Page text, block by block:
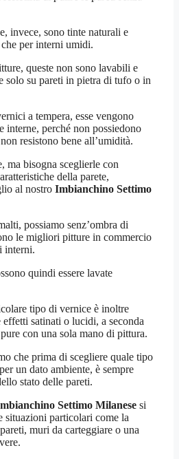
invece, sono tinte naturali e
per interni umidi.
queste non sono lavabili e
solo su pareti in pietra di tufo o in
a tempera, esse vengono
interne, perché non possiedono
resistono bene all’umidità.
ma bisogna sceglierle con
della parete,
al nostro Imbianchino Settimo
possiamo senz’ombra di
le migliori pitture in commercio
interni.
quindi essere lavate
tipo di vernice è inoltre
effetti satinati o lucidi, a seconda
con una sola mano di pittura.
che prima di scegliere quale tipo
un dato ambiente, è sempre
stato delle pareti.
Settimo Milanese si
situazioni particolari come la
muri da carteggiare o una